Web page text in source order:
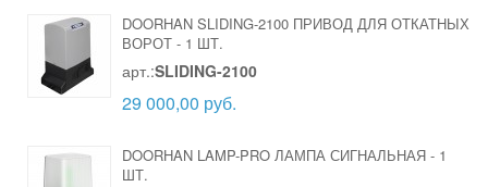
DOORHAN SLIDING-2100 ПРИВОД ДЛЯ ОТКАТНЫХ
ВОРОТ - 1 ШТ.
арт.:SLIDING-2100
29 000,00 руб.
DOORHAN LAMP-PRO ЛАМПА СИГНАЛЬНАЯ - 1
ШТ.